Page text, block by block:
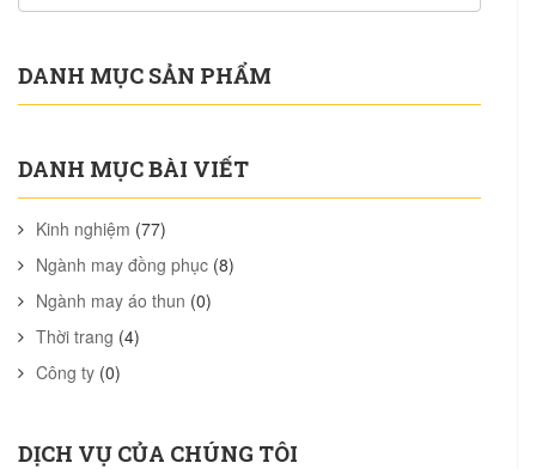
DANH MỤC SẢN PHẨM
DANH MỤC BÀI VIẾT
Kinh nghiệm (77)
Ngành may đồng phục (8)
Ngành may áo thun (0)
Thời trang (4)
Công ty (0)
DỊCH VỤ CỦA CHÚNG TÔI